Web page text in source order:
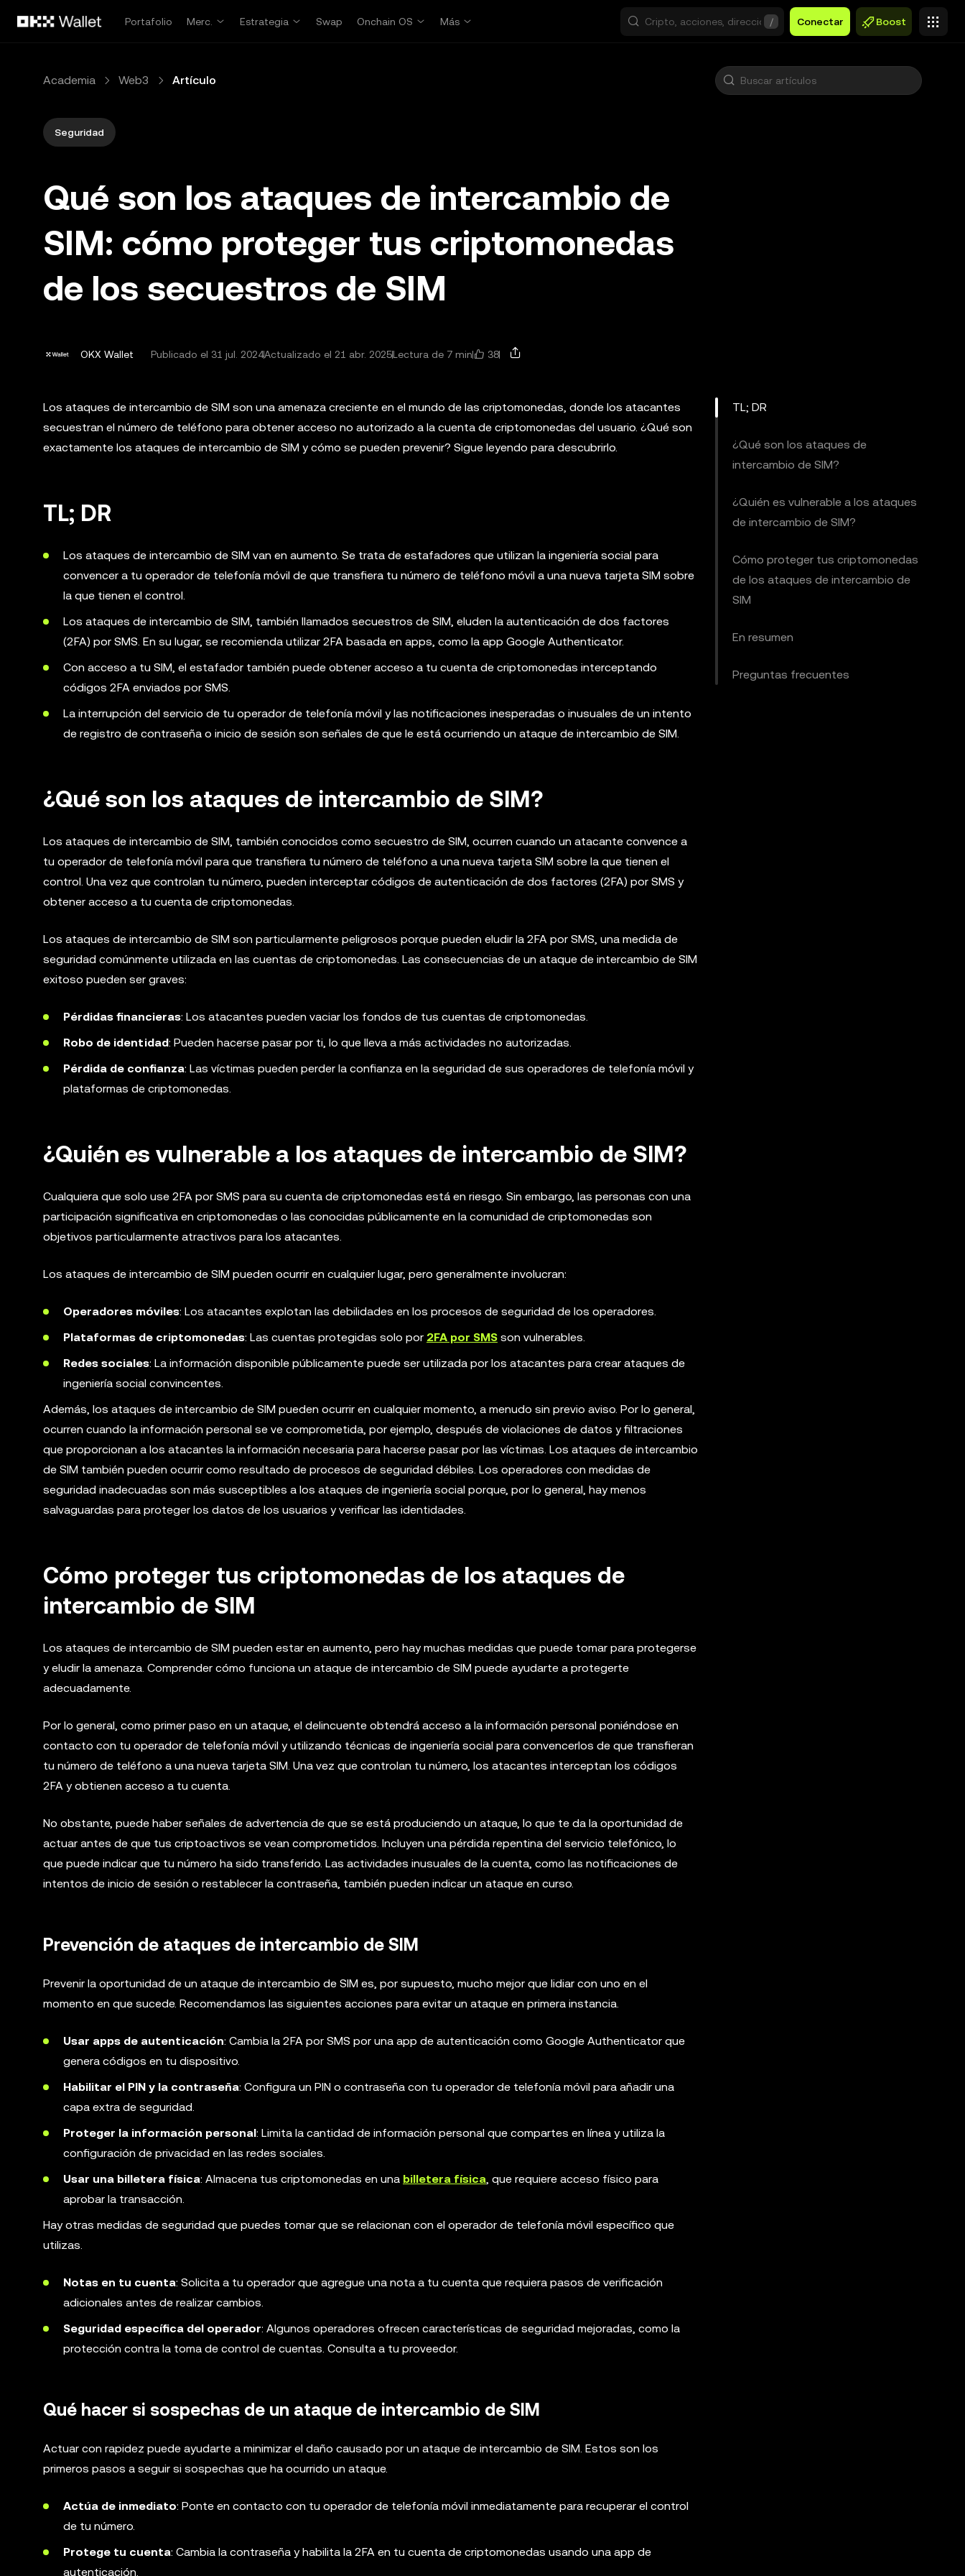
Portafolio
Merc. Estrategia Swap Onchain OS Más / Conectar Boost
Academia Web3 Artículo
Seguridad
Qué son los ataques de intercambio de
SIM: cómo proteger tus criptomonedas
de los secuestros de SIM
OKX Wallet Publicado el 31 jul. 2024Actualizado el 21 abr. 2025Lectura de 7 min 38
Los ataques de intercambio de SIM son una amenaza creciente en el mundo de las criptomonedas, donde los atacantes
secuestran el número de teléfono para obtener acceso no autorizado a la cuenta de criptomonedas del usuario. ¿Qué son
exactamente los ataques de intercambio de SIM y cómo se pueden prevenir? Sigue leyendo para descubrirlo.
TL; DR
Los ataques de intercambio de SIM van en aumento. Se trata de estafadores que utilizan la ingeniería social para
convencer a tu operador de telefonía móvil de que transfiera tu número de teléfono móvil a una nueva tarjeta SIM sobre
la que tienen el control.
Los ataques de intercambio de SIM, también llamados secuestros de SIM, eluden la autenticación de dos factores
(2FA) por SMS. En su lugar, se recomienda utilizar 2FA basada en apps, como la app Google Authenticator.
Con acceso a tu SIM, el estafador también puede obtener acceso a tu cuenta de criptomonedas interceptando
códigos 2FA enviados por SMS.
La interrupción del servicio de tu operador de telefonía móvil y las notificaciones inesperadas o inusuales de un intento
de registro de contraseña o inicio de sesión son señales de que le está ocurriendo un ataque de intercambio de SIM.
¿Qué son los ataques de intercambio de SIM?
Los ataques de intercambio de SIM, también conocidos como secuestro de SIM, ocurren cuando un atacante convence a
tu operador de telefonía móvil para que transfiera tu número de teléfono a una nueva tarjeta SIM sobre la que tienen el
control. Una vez que controlan tu número, pueden interceptar códigos de autenticación de dos factores (2FA) por SMS y
obtener acceso a tu cuenta de criptomonedas.
Los ataques de intercambio de SIM son particularmente peligrosos porque pueden eludir la 2FA por SMS, una medida de
seguridad comúnmente utilizada en las cuentas de criptomonedas. Las consecuencias de un ataque de intercambio de SIM
exitoso pueden ser graves:
Pérdidas financieras: Los atacantes pueden vaciar los fondos de tus cuentas de criptomonedas.
Robo de identidad: Pueden hacerse pasar por ti, lo que lleva a más actividades no autorizadas.
Pérdida de confianza: Las víctimas pueden perder la confianza en la seguridad de sus operadores de telefonía móvil y
plataformas de criptomonedas.
¿Quién es vulnerable a los ataques de intercambio de SIM?
Cualquiera que solo use 2FA por SMS para su cuenta de criptomonedas está en riesgo. Sin embargo, las personas con una
participación significativa en criptomonedas o las conocidas públicamente en la comunidad de criptomonedas son
objetivos particularmente atractivos para los atacantes.
Los ataques de intercambio de SIM pueden ocurrir en cualquier lugar, pero generalmente involucran:
Operadores móviles: Los atacantes explotan las debilidades en los procesos de seguridad de los operadores.
Plataformas de criptomonedas: Las cuentas protegidas solo por 2FA por SMS son vulnerables.
Redes sociales: La información disponible públicamente puede ser utilizada por los atacantes para crear ataques de
ingeniería social convincentes.
Además, los ataques de intercambio de SIM pueden ocurrir en cualquier momento, a menudo sin previo aviso. Por lo general,
ocurren cuando la información personal se ve comprometida, por ejemplo, después de violaciones de datos y filtraciones
que proporcionan a los atacantes la información necesaria para hacerse pasar por las víctimas. Los ataques de intercambio
de SIM también pueden ocurrir como resultado de procesos de seguridad débiles. Los operadores con medidas de
seguridad inadecuadas son más susceptibles a los ataques de ingeniería social porque, por lo general, hay menos
salvaguardas para proteger los datos de los usuarios y verificar las identidades.
Cómo proteger tus criptomonedas de los ataques de
intercambio de SIM
Los ataques de intercambio de SIM pueden estar en aumento, pero hay muchas medidas que puede tomar para protegerse
y eludir la amenaza. Comprender cómo funciona un ataque de intercambio de SIM puede ayudarte a protegerte
adecuadamente.
Por lo general, como primer paso en un ataque, el delincuente obtendrá acceso a la información personal poniéndose en
contacto con tu operador de telefonía móvil y utilizando técnicas de ingeniería social para convencerlos de que transfieran
tu número de teléfono a una nueva tarjeta SIM. Una vez que controlan tu número, los atacantes interceptan los códigos
2FA y obtienen acceso a tu cuenta.
No obstante, puede haber señales de advertencia de que se está produciendo un ataque, lo que te da la oportunidad de
actuar antes de que tus criptoactivos se vean comprometidos. Incluyen una pérdida repentina del servicio telefónico, lo
que puede indicar que tu número ha sido transferido. Las actividades inusuales de la cuenta, como las notificaciones de
intentos de inicio de sesión o restablecer la contraseña, también pueden indicar un ataque en curso.
Prevención de ataques de intercambio de SIM
Prevenir la oportunidad de un ataque de intercambio de SIM es, por supuesto, mucho mejor que lidiar con uno en el
momento en que sucede. Recomendamos las siguientes acciones para evitar un ataque en primera instancia.
Usar apps de autenticación: Cambia la 2FA por SMS por una app de autenticación como Google Authenticator que
genera códigos en tu dispositivo.
Habilitar el PIN y la contraseña: Configura un PIN o contraseña con tu operador de telefonía móvil para añadir una
capa extra de seguridad.
Proteger la información personal: Limita la cantidad de información personal que compartes en línea y utiliza la
configuración de privacidad en las redes sociales.
Usar una billetera física: Almacena tus criptomonedas en una billetera física, que requiere acceso físico para
aprobar la transacción.
Hay otras medidas de seguridad que puedes tomar que se relacionan con el operador de telefonía móvil específico que
utilizas.
Notas en tu cuenta: Solicita a tu operador que agregue una nota a tu cuenta que requiera pasos de verificación
adicionales antes de realizar cambios.
Seguridad específica del operador: Algunos operadores ofrecen características de seguridad mejoradas, como la
protección contra la toma de control de cuentas. Consulta a tu proveedor.
Qué hacer si sospechas de un ataque de intercambio de SIM
Actuar con rapidez puede ayudarte a minimizar el daño causado por un ataque de intercambio de SIM. Estos son los
primeros pasos a seguir si sospechas que ha ocurrido un ataque.
Actúa de inmediato: Ponte en contacto con tu operador de telefonía móvil inmediatamente para recuperar el control
de tu número.
Protege tu cuenta: Cambia la contraseña y habilita la 2FA en tu cuenta de criptomonedas usando una app de
autenticación.
TL; DR
¿Qué son los ataques de
intercambio de SIM?
¿Quién es vulnerable a los ataques
de intercambio de SIM?
Cómo proteger tus criptomonedas
de los ataques de intercambio de
SIM
En resumen
Preguntas frecuentes